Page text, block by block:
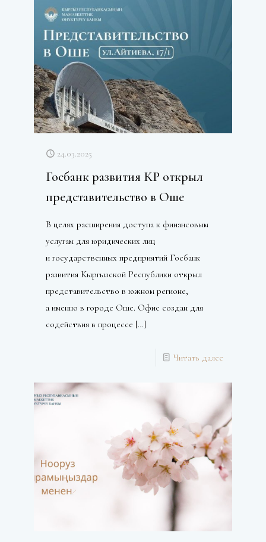
24.03.2025
Госбанк развития КР открыл
представительство в Оше
В целях расширения доступа к финансовым
услугам для юридических лиц
и государственных предприятий Госбанк
развития Кыргызской Республики открыл
представительство в южном регионе,
а именно в городе Оше. Офис создан для
содействия в процессе […]
Читать далее